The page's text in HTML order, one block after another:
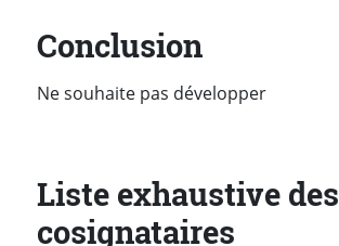
Conclusion
Ne souhaite pas développer
Liste exhaustive des
cosignataires